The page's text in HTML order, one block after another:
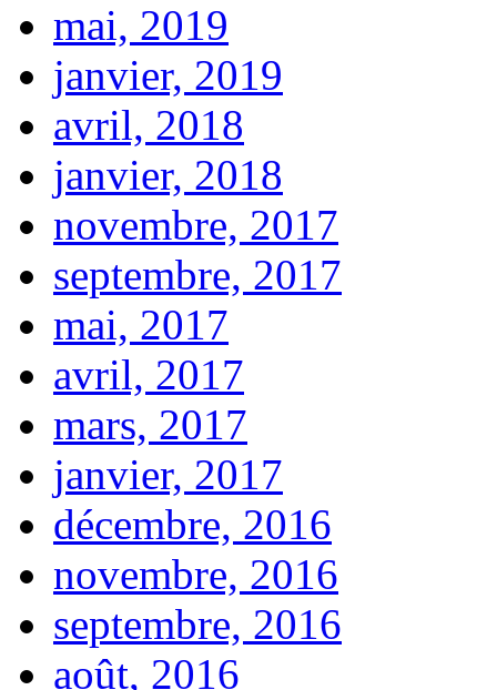
mai, 2019
janvier, 2019
avril, 2018
janvier, 2018
novembre, 2017
septembre, 2017
mai, 2017
avril, 2017
mars, 2017
janvier, 2017
décembre, 2016
novembre, 2016
septembre, 2016
août, 2016